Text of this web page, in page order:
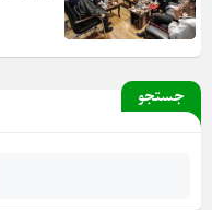
جستجو